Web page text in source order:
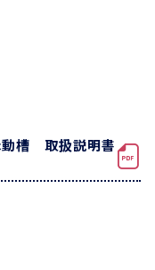
動槽 取扱説明書